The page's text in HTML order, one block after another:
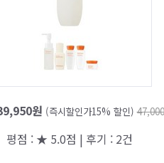
원 (즉시할인가15% 할인)
평점 : ★ 5.0점 | 후기 : 2건